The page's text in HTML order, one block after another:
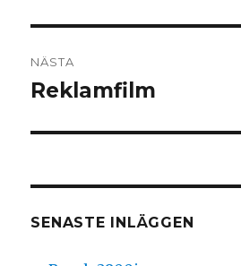
NÄSTA
Nästa
Reklamfilm
SENASTE INLÄGGEN